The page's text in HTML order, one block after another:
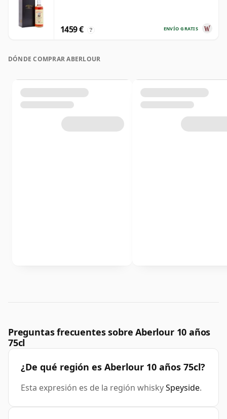
ENVÍO GRATIS
1459 € ?
DÓNDE COMPRAR ABERLOUR
Preguntas frecuentes sobre Aberlour 10 años
75cl
¿De qué región es Aberlour 10 años 75cl?
Esta expresión es de la región whiskySpeyside.